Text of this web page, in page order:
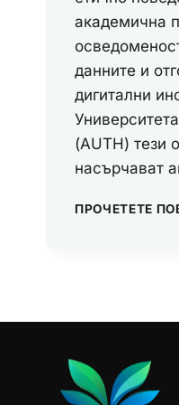
академична
данните и
дигитални
(AUTH) тези
насърчават
ПРОЧЕТЕТЕ